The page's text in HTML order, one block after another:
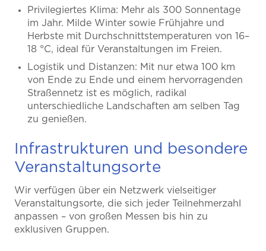
Privilegiertes Klima: Mehr als 300 Sonnentage
im Jahr. Milde Winter sowie Frühjahre und
Herbste mit Durchschnittstemperaturen von 16–
18 °C, ideal für Veranstaltungen im Freien.
Logistik und Distanzen: Mit nur etwa 100 km
von Ende zu Ende und einem hervorragenden
Straßennetz ist es möglich, radikal
unterschiedliche Landschaften am selben Tag
zu genießen.
Infrastrukturen und besondere
Veranstaltungsorte
Wir verfügen über ein Netzwerk vielseitiger
Veranstaltungsorte, die sich jeder Teilnehmerzahl
anpassen – von großen Messen bis hin zu
exklusiven Gruppen.